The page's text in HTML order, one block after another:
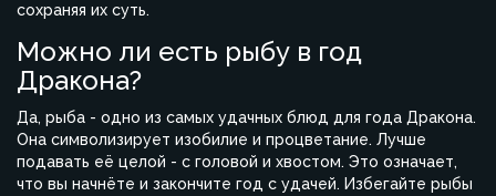
сохраняя их суть.
Можно ли есть рыбу в год
Дракона?
Да, рыба - одно из самых удачных блюд для года Дракона.
Она символизирует изобилие и процветание. Лучше
подавать её целой - с головой и хвостом. Это означает,
что вы начнёте и закончите год с удачей. Избегайте рыбы